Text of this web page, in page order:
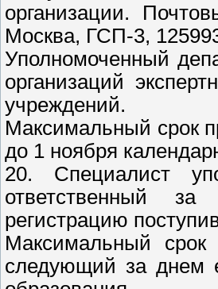
организации.
Москва, ГСП-3,
Уполномоченный
организаций
учреждений.
Максимальный срок
до 1 ноября
20. Специалист
ответственный за
регистрацию
Максимальный срок
следующий за днем